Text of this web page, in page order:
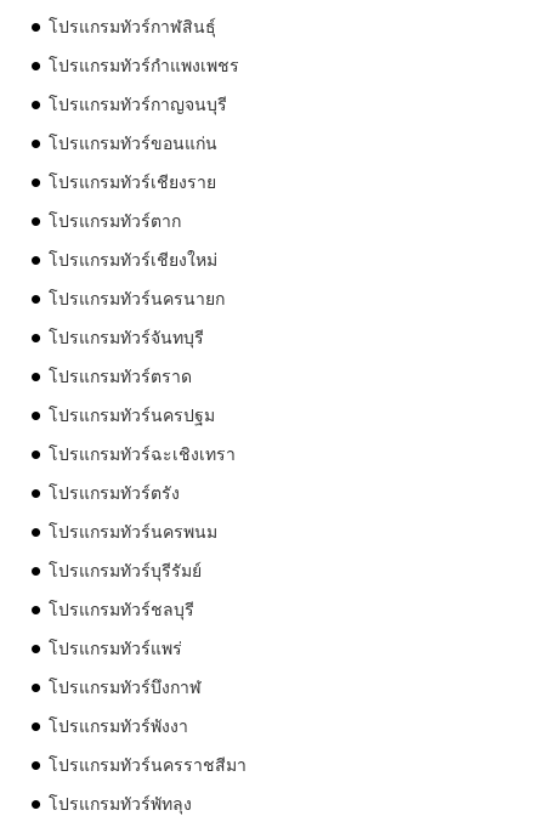
โปรแกรมทัวร์กาฬสินธุ์
โปรแกรมทัวร์กำแพงเพชร
โปรแกรมทัวร์กาญจนบุรี
โปรแกรมทัวร์ขอนแก่น
โปรแกรมทัวร์เชียงราย
โปรแกรมทัวร์ตาก
โปรแกรมทัวร์เชียงใหม่
โปรแกรมทัวร์นครนายก
โปรแกรมทัวร์จันทบุรี
โปรแกรมทัวร์ตราด
โปรแกรมทัวร์นครปฐม
โปรแกรมทัวร์ฉะเชิงเทรา
โปรแกรมทัวร์ตรัง
โปรแกรมทัวร์นครพนม
โปรแกรมทัวร์บุรีรัมย์
โปรแกรมทัวร์ชลบุรี
โปรแกรมทัวร์แพร่
โปรแกรมทัวร์บึงกาฬ
โปรแกรมทัวร์พังงา
โปรแกรมทัวร์นครราชสีมา
โปรแกรมทัวร์พัทลุง